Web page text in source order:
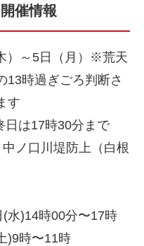
催情報
）～5日（月）※荒天
13時過ぎごろ判断さ
す
は17時30分まで
ノ口川堤防上（白根
(水)14時00分〜17時
時〜11時